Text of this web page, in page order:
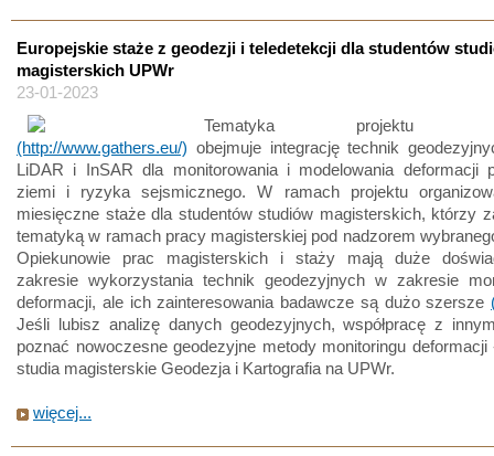
Europejskie staże z geodezji i teledetekcji dla studentów
magisterskich UPWr
23-01-2023
Tematyka projektu
(http://www.gathers.eu/) obejmuje integrację technik
LiDAR i InSAR dla monitorowania i modelowania deformacji
ziemi i ryzyka sejsmicznego. W ramach projektu
miesięczne staże dla studentów studiów magisterskich, którzy
tematyką w ramach pracy magisterskiej pod nadzorem
Opiekunowie prac magisterskich i staży mają duże
zakresie wykorzystania technik geodezyjnych w zakresie
deformacji, ale ich zainteresowania badawcze są dużo szersze
Jeśli lubisz analizę danych geodezyjnych, współpracę z
poznać nowoczesne geodezyjne metody monitoringu deformacji
studia magisterskie Geodezja i Kartografia na UPWr.
więcej...